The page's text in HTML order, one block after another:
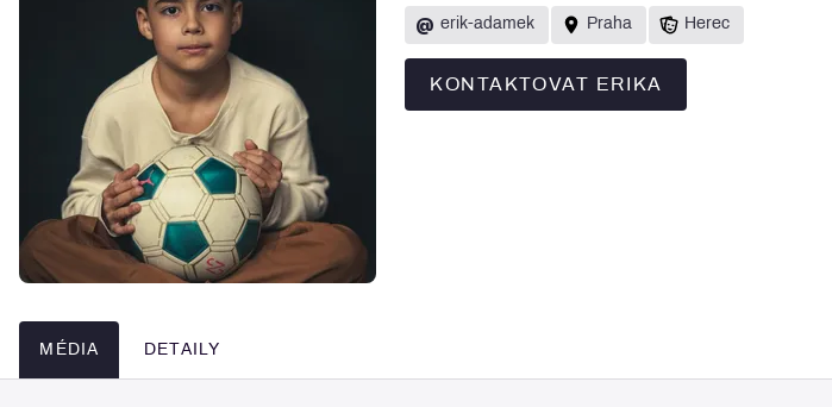
@ erik-adamek Praha Herec
KONTAKTOVAT ERIKA
MÉDIA DETAILY